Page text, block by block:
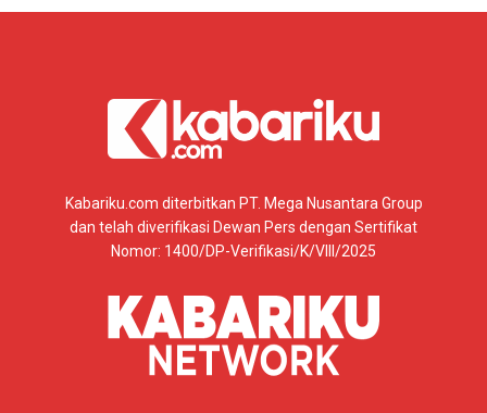
Kabariku.com diterbitkan PT. Mega Nusantara Group
dan telah diverifikasi Dewan Pers dengan Sertifikat
Nomor: 1400/DP-Verifikasi/K/VIII/2025